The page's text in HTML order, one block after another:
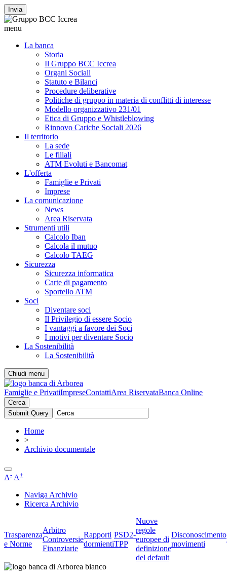
Invia
menu
La banca
Storia
Il Gruppo BCC Iccrea
Organi Sociali
Statuto e Bilanci
Procedure deliberative
Politiche di gruppo in materia di conflitti di interesse
Modello organizzativo 231/01
Etica di Gruppo e Whistleblowing
Rinnovo Cariche Sociali 2026
Il territorio
La sede
Le filiali
ATM Evoluti e Bancomat
L'offerta
Famiglie e Privati
Imprese
La comunicazione
News
Area Riservata
Strumenti utili
Calcolo Iban
Calcola il mutuo
Calcolo TAEG
Sicurezza
Sicurezza informatica
Carte di pagamento
Sportello ATM
Soci
Diventare soci
Il Privilegio di essere Socio
I vantaggi a favore dei Soci
I motivi per diventare Socio
La Sostenibilità
La Sostenibilità
Chiudi menu
Famiglie e PrivatiImpreseContattiArea RiservataBanca Online
Cerca
Home
>
Archivio documentale
A- A+
Naviga Archivio
Ricerca Archivio
Trasparenza
e Norme
Arbitro
Controversie
Finanziarie
Rapporti
dormienti
PSD2-
TPP
Nuove
regole
europee di
definizione
del default
Disconoscimento
movimenti